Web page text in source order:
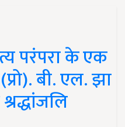
परंपरा के एक
बी. एल. झा